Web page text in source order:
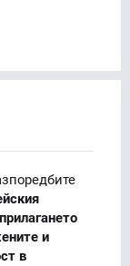
и
в